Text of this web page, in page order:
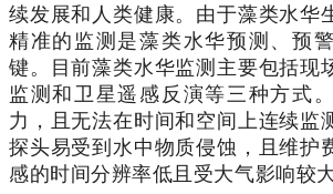
续发展和人类健康。由于藻类水华
精准的监测是藻类水华预测、预
键。目前藻类水华监测主要包括现
监测和卫星遥感反演等三种方式
力，且无法在时间和空间上连续监
探头易受到水中物质侵蚀，且维护
感的时间分辨率低且受大气影响较大